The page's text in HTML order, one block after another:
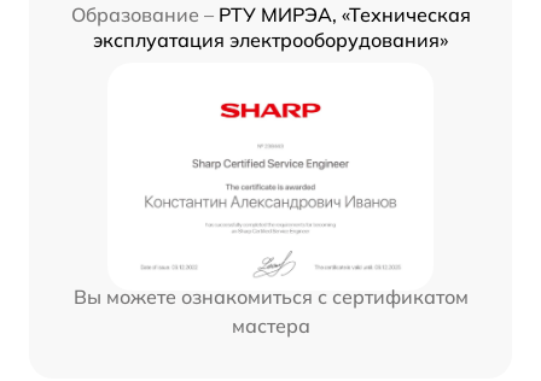
Образование – РТУ МИРЭА, «Техническая
эксплуатация электрооборудования»
Вы можете ознакомиться с сертификатом
мастера